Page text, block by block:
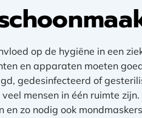
op de hygiëne in een
en apparaten moeten
gedesinfecteerd of
mensen in één ruimte
en zo nodig ook